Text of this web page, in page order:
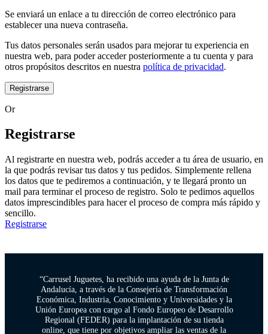
Se enviará un enlace a tu dirección de correo electrónico para
establecer una nueva contraseña.
Tus datos personales serán usados para mejorar tu experiencia en
nuestra web, para poder acceder posteriormente a tu cuenta y para
otros propósitos descritos en nuestra política de privacidad.
Registrarse
Or
Registrarse
Al registrarte en nuestra web, podrás acceder a tu área de usuario, en
la que podrás revisar tus datos y tus pedidos. Simplemente rellena
los datos que te pediremos a continuación, y te llegará pronto un
mail para terminar el proceso de registro. Solo te pedimos aquellos
datos imprescindibles para hacer el proceso de compra más rápido y
sencillo.
Registrarse
“Carrusel Juguetes, ha recibido una ayuda de la Junta de
Andalucía, a través de la Consejería de Transformación
Económica, Industria, Conocimiento y Universidades y la
Unión Europea con cargo al Fondo Europeo de Desarrollo
Regional (FEDER) para la implantación de su tienda
online, que tiene por objetivos ampliar las ventas de la